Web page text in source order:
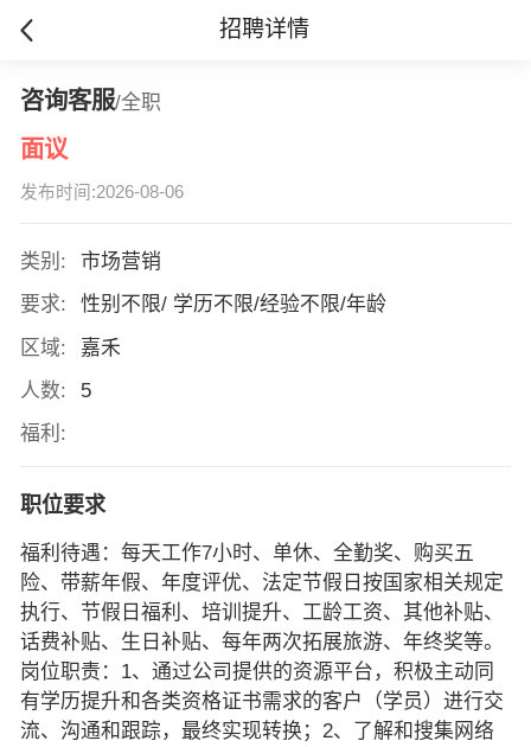
招聘详情
咨询客服/全职
面议
发布时间:2026-08-06
类别:
市场营销
要求:
性别不限/ 学历不限/经验不限/年龄
区域:
嘉禾
人数:
5
福利:
职位要求
福利待遇：每天工作7小时、单休、全勤奖、购买五
险、带薪年假、年度评优、法定节假日按国家相关规定
执行、节假日福利、培训提升、工龄工资、其他补贴、
话费补贴、生日补贴、每年两次拓展旅游、年终奖等。
岗位职责：1、通过公司提供的资源平台，积极主动同
有学历提升和各类资格证书需求的客户（学员）进行交
流、沟通和跟踪，最终实现转换；2、了解和搜集网络